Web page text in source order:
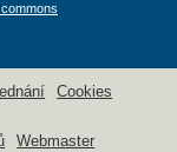
Cookies
Webmaster